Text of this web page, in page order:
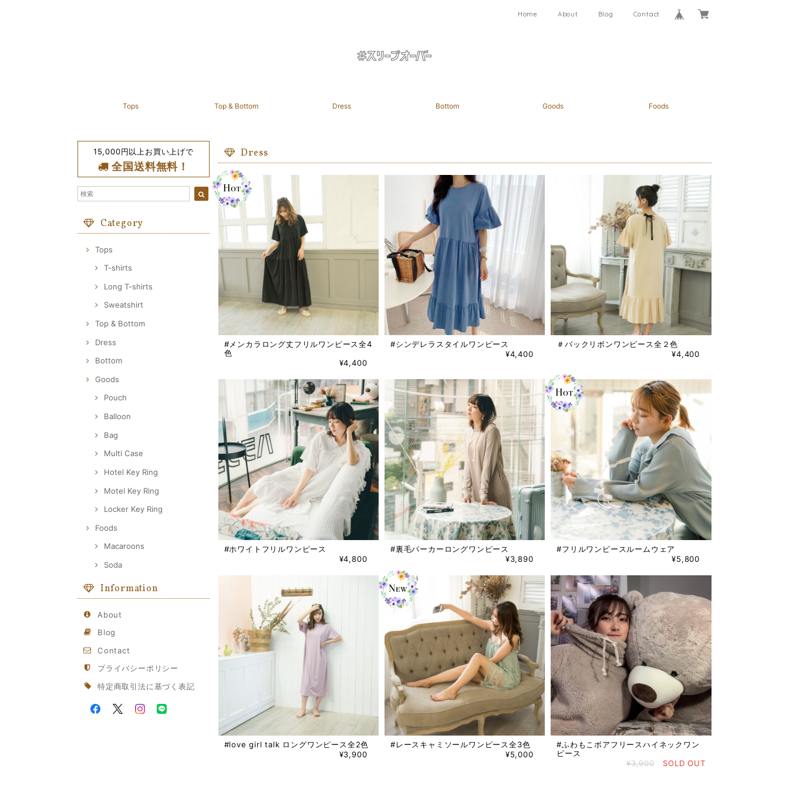
Home About Blog Contact
Tops Top & Bottom Dress Bottom Goods Foods
15,000円以上お買い上げで
全国送料無料！
Category
Tops
T-shirts
Long T-shirts
Sweatshirt
Top & Bottom
Dress
Bottom
Goods
Pouch
Balloon
Bag
Multi Case
Hotel Key Ring
Motel Key Ring
Locker Key Ring
Foods
Macaroons
Soda
Information
About
Blog
Contact
プライバシーポリシー
特定商取引法に基づく表記
Dress
#メンカラロング丈フリルワンピース全4
色
¥4,400
#シンデレラスタイルワンピース
¥4,400
＃バックリボンワンピース全２色
¥4,400
#ホワイトフリルワンピース
¥4,800
#裏毛パーカーロングワンピース
¥3,890
#フリルワンピースルームウェア
¥5,800
#love girl talk ロングワンピース全2色
¥3,900
#レースキャミソールワンピース全3色
¥5,000
#ふわもこボアフリースハイネックワン
ピース
¥3,900
SOLD OUT